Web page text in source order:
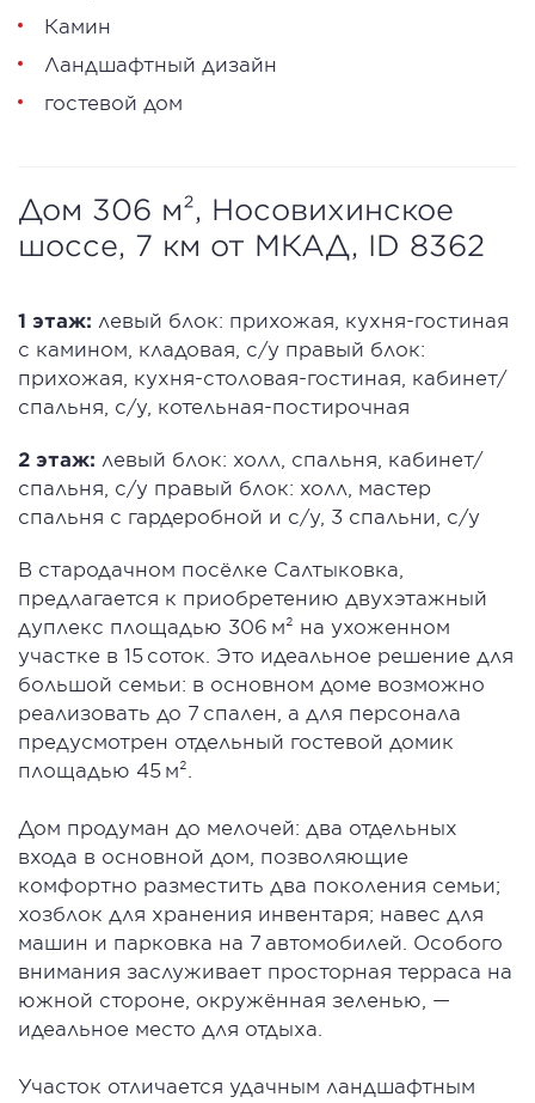
Камин
Ландшафтный дизайн
гостевой дом
Дом 306 м², Носовихинское
шоссе, 7 км от МКАД, ID 8362
1 этаж: левый блок: прихожая, кухня-гостиная
с камином, кладовая, с/у правый блок:
прихожая, кухня-столовая-гостиная, кабинет/
спальня, с/у, котельная-постирочная
2 этаж: левый блок: холл, спальня, кабинет/
спальня, с/у правый блок: холл, мастер
спальня с гардеробной и с/у, 3 спальни, с/у
В стародачном посёлке Салтыковка,
предлагается к приобретению двухэтажный
дуплекс площадью 306 м² на ухоженном
участке в 15 соток. Это идеальное решение для
большой семьи: в основном доме возможно
реализовать до 7 спален, а для персонала
предусмотрен отдельный гостевой домик
площадью 45 м².
Дом продуман до мелочей: два отдельных
входа в основной дом, позволяющие
комфортно разместить два поколения семьи;
хозблок для хранения инвентаря; навес для
машин и парковка на 7 автомобилей. Особого
внимания заслуживает просторная терраса на
южной стороне, окружённая зеленью, —
идеальное место для отдыха.
Участок отличается удачным ландшафтным